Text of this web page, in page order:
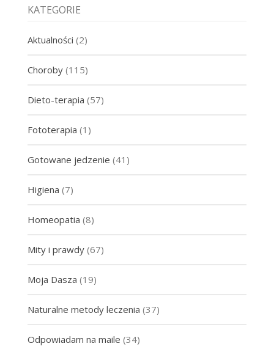
KATEGORIE
Aktualności (2)
Choroby(115)
Dieto-terapia (57)
Fototerapia (1)
Gotowane jedzenie (41)
Higiena (7)
Homeopatia (8)
Mity i prawdy(67)
Moja Dasza (19)
Naturalne metody leczenia (37)
Odpowiadam na maile (34)